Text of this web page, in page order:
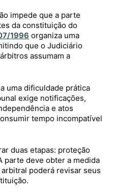
impede que a parte
da constituição do
1996 organiza uma
que o Judiciário
assumam a
uma dificuldade prática
exige notificações,
e atos
tempo incompatível
duas etapas: proteção
parte deve obter a medida
poderá revisar seus